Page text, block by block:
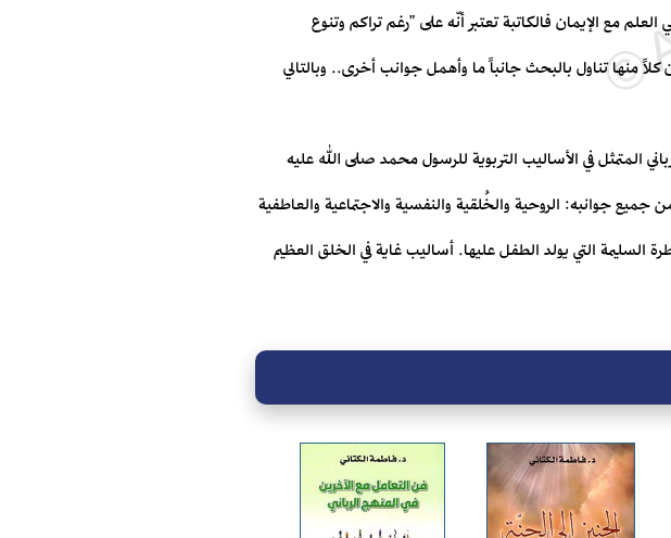
مع الإيمان فالكاتبة تعتبر أنّه على "رغم تراكم وتنوع
منها تناول بالبحث جانباً ما وأهمل جوانب أخرى.. وبالتالي
المتمثل في الأساليب التربوية للرسول محمد صلى الله عليه
جوانبه: الروحية والخُلقية والنفسية والاجتماعية والعاطفية
التي يولد الطفل عليها. أساليب غاية في الخلق العظيم